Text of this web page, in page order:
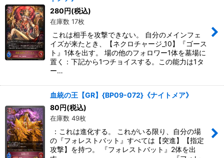
280円(税込)
在庫数 17枚
これは相手を攻撃できない。 自分のメインフェ
イズが来たとき、【ネクロチャージ_10】『ゴース
ト』1体を出す。 場の他のフォロワー1体を墓場に
置く：下記から1つチョイスする。この能力は1タ
ー…
血統の王【GR】{BP09-072}《ナイトメア》
80円(税込)
在庫数 49枚
：これは進化する。 これがいる限り、自分の場
の『フォレストバット』すべては【突進】【指定
攻撃】を持つ。 『フォレストバット』2体を出